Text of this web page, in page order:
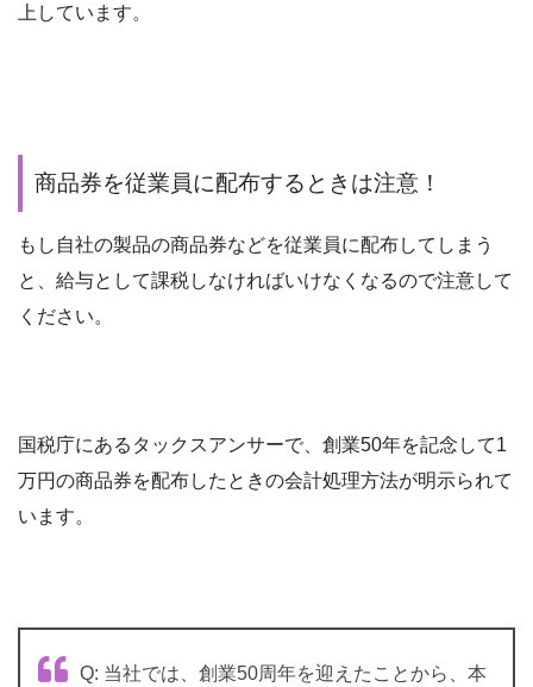
上しています。
商品券を従業員に配布するときは注意！
もし自社の製品の商品券などを従業員に配布してしまう
と、給与として課税しなければいけなくなるので注意して
ください。
国税庁にあるタックスアンサーで、創業50年を記念して1
万円の商品券を配布したときの会計処理方法が明示られて
います。
Q: 当社では、創業50周年を迎えたことから、本